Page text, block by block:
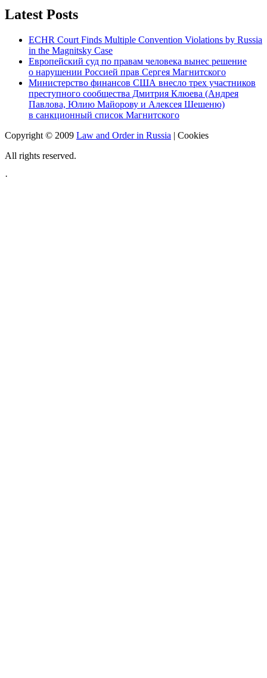
Latest Posts
ECHR Court Finds Multiple Convention Violations by Russia
in the Magnitsky Case
Европейский суд по правам человека вынес решение
о нарушении Россией прав Сергея Магнитского
Министерство финансов США внесло трех участников
преступного сообщества Дмитрия Клюева (Андрея
Павлова, Юлию Майорову и Алексея Шешеню)
в санкционный список Магнитского
Copyright © 2009 Law and Order in Russia | Cookies
All rights reserved.
·